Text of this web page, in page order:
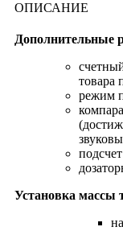
ОПИСАНИЕ
Дополнительные
товара
режим
Установка массы